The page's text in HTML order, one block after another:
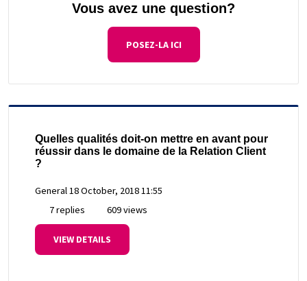
Vous avez une question?
POSEZ-LA ICI
Quelles qualités doit-on mettre en avant pour
réussir dans le domaine de la Relation Client
?
General18 October, 2018 11:55
7 replies
609 views
VIEW DETAILS